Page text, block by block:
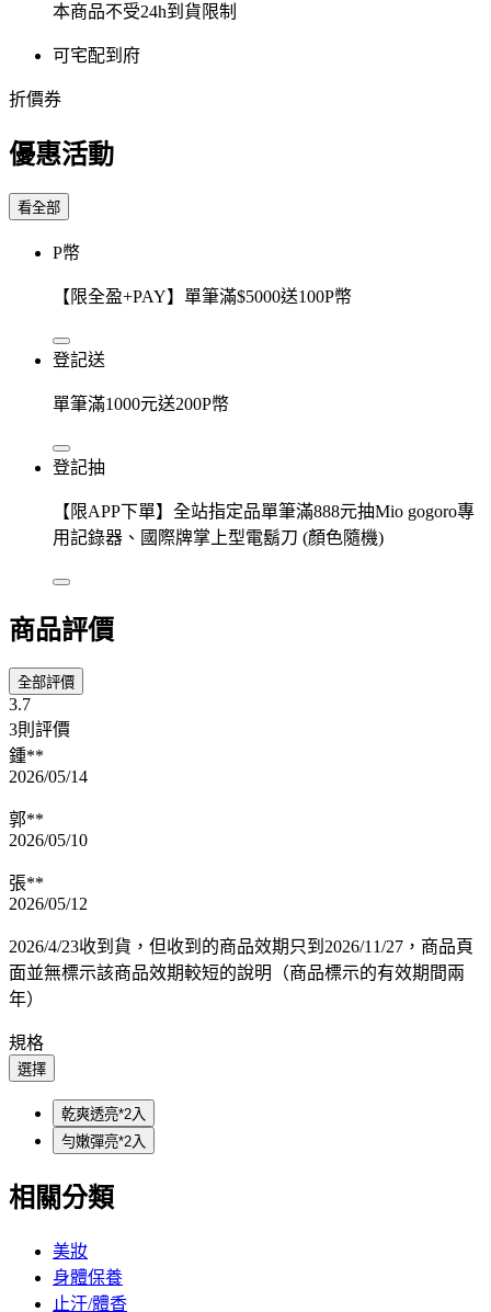
本商品不受24h到貨限制
可宅配到府
折價券
優惠活動
看全部
P幣
【限全盈+PAY】單筆滿$5000送100P幣
登記送
單筆滿1000元送200P幣
登記抽
【限APP下單】全站指定品單筆滿888元抽Mio gogoro專
用記錄器、國際牌掌上型電鬍刀 (顏色隨機)
商品評價
全部評價
3.7
3則評價
鍾**
2026/05/14
郭**
2026/05/10
張**
2026/05/12
2026/4/23收到貨，但收到的商品效期只到2026/11/27，商品頁
面並無標示該商品效期較短的說明（商品標示的有效期間兩
年）
規格
選擇
乾爽透亮*2入
勻嫩彈亮*2入
相關分類
美妝
身體保養
止汗/體香